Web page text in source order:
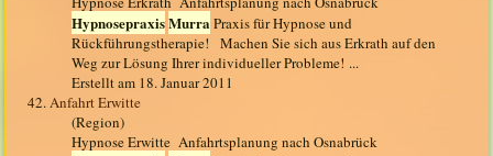
HypnosepraxisMurraPraxis für Hypnose und
Rückführungstherapie! Machen Sie sich aus Erkrath auf den
Weg zur Lösung Ihrer individueller Probleme! ...
Erstellt am 18. Januar 2011
42.Anfahrt Erwitte
(Region)
Hypnose Erwitte Anfahrtsplanung nach Osnabrück